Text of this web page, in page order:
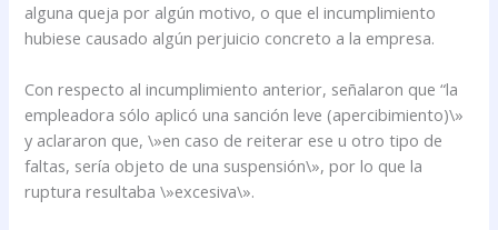
alguna queja por algún motivo, o que el incumplimiento
hubiese causado algún perjuicio concreto a la empresa.
Con respecto al incumplimiento anterior, señalaron que “la
empleadora sólo aplicó una sanción leve (apercibimiento)\»
y aclararon que, \»en caso de reiterar ese u otro tipo de
faltas, sería objeto de una suspensión\», por lo que la
ruptura resultaba \»excesiva\».